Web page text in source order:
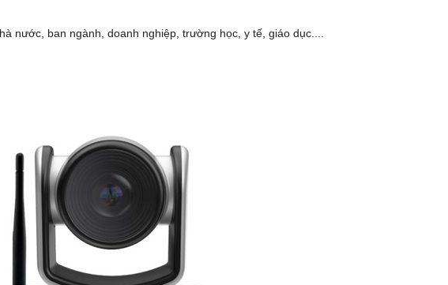
nước, ban ngành, doanh nghiệp, trường học, y tế, giáo dục....